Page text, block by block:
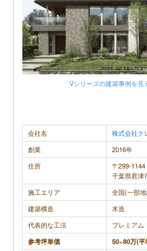
ります。
調査概要
調査方法：インターネット調査
一建設公
カタログ請求
無料+3分
【LIFULL
カタログを一括
カタログ請求が理想の
家のイメージづくり
Vシリーズの建築事例を見
会社名
株式会社ク
創業
2016年
住所
〒299-1144
千葉県君津
施工エリア
全国(一部
建築構造
木造
代表的な工法
プレミアム
参考坪単価
50~80万(平